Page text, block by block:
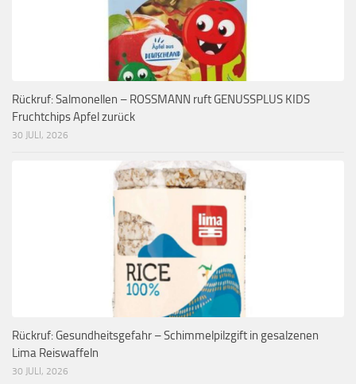
Rückruf: Salmonellen – ROSSMANN ruft GENUSSPLUS KIDS
Fruchtchips Apfel zurück
30 JULI, 2026
Rückruf: Gesundheitsgefahr – Schimmelpilzgift in gesalzenen
Lima Reiswaffeln
30 JULI, 2026